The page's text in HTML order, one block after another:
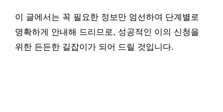
이 글에서는 꼭 필요한 정보만 엄선하여 단계별로
명확하게 안내해 드리므로, 성공적인 이의 신청을
위한 든든한 길잡이가 되어 드릴 것입니다.